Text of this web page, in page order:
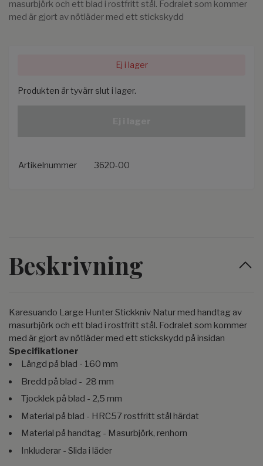
masurbjörk och ett blad i rostfritt stål. Fodralet som kommer
med är gjort av nötläder med ett stickskydd
Ej i lager
Produkten är tyvärr slut i lager.
Artikelnummer 3620-00
Beskrivning
Karesuando Large Hunter Stickkniv Natur med handtag av
masurbjörk och ett blad i rostfritt stål. Fodralet som kommer
med är gjort av nötläder med ett stickskydd på insidan
Specifikationer
Längd på blad - 160 mm
Bredd på blad - 28 mm
Tjocklek på blad - 2,5 mm
Material på blad - HRC57 rostfritt stål härdat
Material på handtag - Masurbjörk, renhorn
Inkluderar - Slida i läder